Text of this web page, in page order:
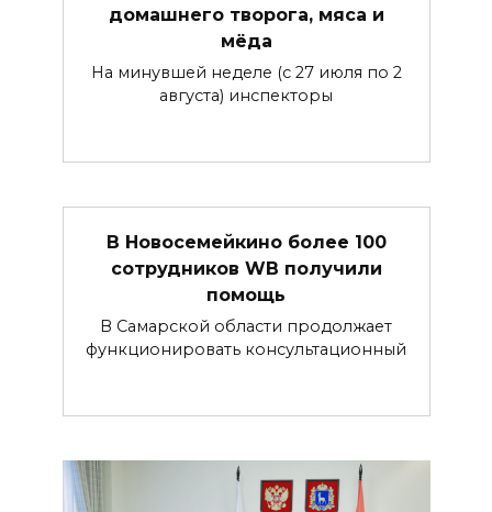
домашнего творога, мяса и
мёда
На минувшей неделе (с 27 июля по 2
августа) инспекторы
В Новосемейкино более 100
сотрудников WB получили
помощь
В Самарской области продолжает
функционировать консультационный